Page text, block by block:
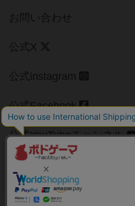
お問い合わせ
公式X
公式instagram
公式Facebook
公式YouTubeチャンネル